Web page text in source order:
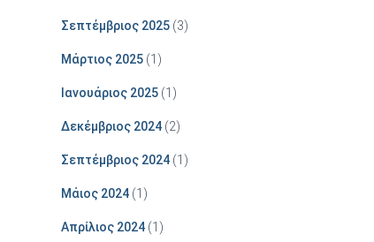
Σεπτέμβριος 2025(3)
Μάρτιος 2025(1)
Ιανουάριος 2025(1)
Δεκέμβριος 2024(2)
Σεπτέμβριος 2024(1)
Μάιος 2024(1)
Απρίλιος 2024(1)